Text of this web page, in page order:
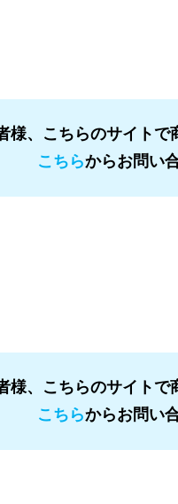
様、こちらのサイトで
こちらからお問い
様、こちらのサイトで
こちらからお問い